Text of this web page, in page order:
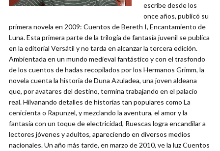
escribe desde los
once años, publicó su
primera novela en 2009: Cuentos de Bereth I, Encantamiento de
Luna. Esta primera parte de la trilogía de fantasía juvenil se publica
en la editorial Versátil y no tarda en alcanzar la tercera edición.
Ambientada en un mundo medieval fantástico y con el trasfondo
de los cuentos de hadas recopilados por los Hermanos Grimm, la
novela cuenta la historia de Duna Azuladea, una joven aldeana
que, por avatares del destino, termina trabajando en el palacio
real. Hilvanando detalles de historias tan populares como La
cenicienta o Rapunzel, y mezclando la aventura, el amor y la
fantasía con un toque de electricidad, Ruescas logra encandilar a
lectores jóvenes y adultos, apareciendo en diversos medios
nacionales. Un año más tarde, en marzo de 2010, ve la luz Cuentos